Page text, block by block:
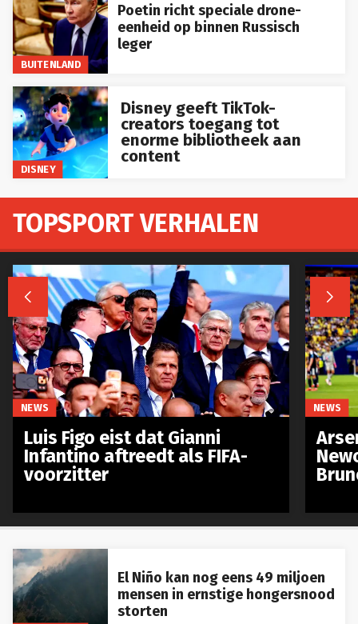
BUITENLAND
Poetin richt speciale drone-
eenheid op binnen Russisch
leger
DISNEY
Disney geeft TikTok-
creators toegang tot
enorme bibliotheek aan
content
El Niño kan nog eens 49 miljoen
mensen in ernstige hongersnood
storten
TOPSPORT VERHALEN
 
NEWS
Luis Figo eist dat Gianni
Infantino aftreedt als FIFA-
voorzitter
NEWS